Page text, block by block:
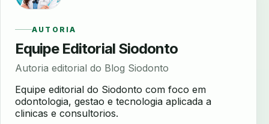
AUTORIA
Equipe Editorial Siodonto
Autoria editorial do Blog Siodonto
Equipe editorial do Siodonto com foco em
odontologia, gestao e tecnologia aplicada a
clinicas e consultorios.